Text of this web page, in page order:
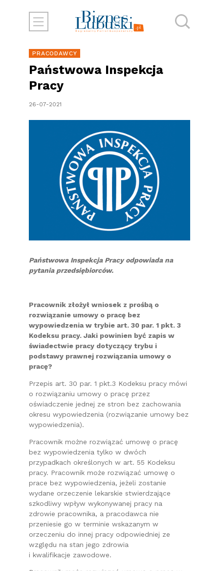
PRACODAWCY
Państwowa Inspekcja
Pracy
26-07-2021
Państwowa Inspekcja Pracy odpowiada na
pytania przedsiębiorców.
Pracownik złożył wniosek z prośbą o
rozwiązanie umowy o pracę bez
wypowiedzenia w trybie art. 30 par. 1 pkt. 3
Kodeksu pracy. Jaki powinien być zapis w
świadectwie pracy dotyczący trybu i
podstawy prawnej rozwiązania umowy o
pracę?
Przepis art. 30 par. 1 pkt.3 Kodeksu pracy mówi
o rozwiązaniu umowy o pracę przez
oświadczenie jednej ze stron bez zachowania
okresu wypowiedzenia (rozwiązanie umowy bez
wypowiedzenia).
Pracownik możne rozwiązać umowę o pracę
bez wypowiedzenia tylko w dwóch
przypadkach określonych w art. 55 Kodeksu
pracy. Pracownik może rozwiązać umowę o
prace bez wypowiedzenia, jeżeli zostanie
wydane orzeczenie lekarskie stwierdzające
szkodliwy wpływ wykonywanej pracy na
zdrowie pracownika, a pracodawca nie
przeniesie go w terminie wskazanym w
orzeczeniu do innej pracy odpowiedniej ze
względu na stan jego zdrowia
i kwalifikacje zawodowe.